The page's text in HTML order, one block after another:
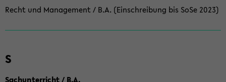
Recht und Management / B.A. (Einschreibung bis SoSe 2023)
S
Sachunterricht / B.A.